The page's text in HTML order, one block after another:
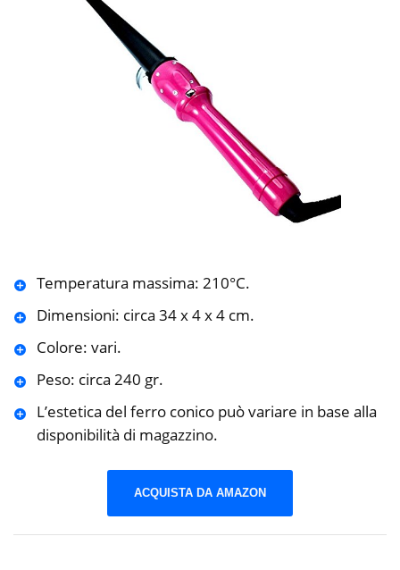
Temperatura massima: 210°C.
Dimensioni: circa 34 x 4 x 4 cm.
Colore: vari.
Peso: circa 240 gr.
L’estetica del ferro conico può variare in base alla
disponibilità di magazzino.
ACQUISTA DA AMAZON